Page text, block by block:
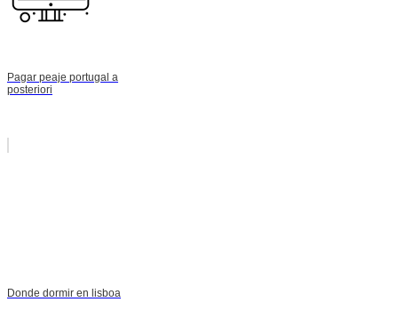
Pagar peaje portugal a
posteriori
Donde dormir en lisboa